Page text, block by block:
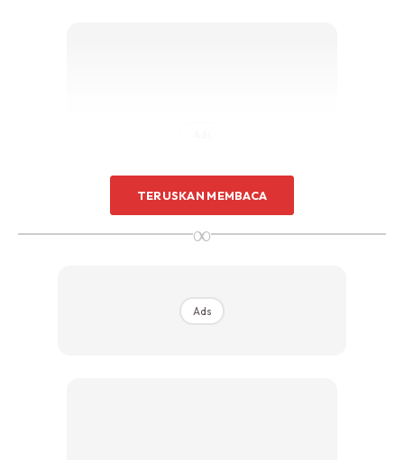
kembali jernih dan bersatu kembali.
TERUSKAN MEMBACA
∞
Ads